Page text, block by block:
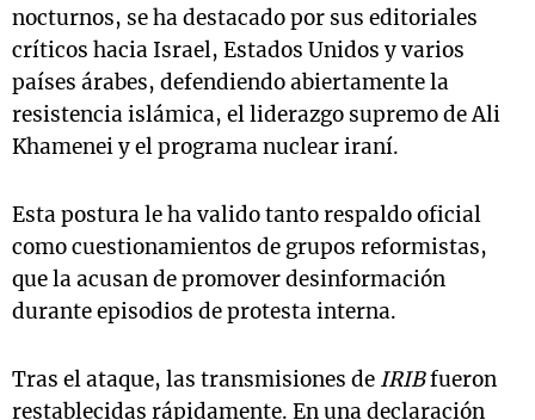
nocturnos, se ha destacado por sus editoriales
críticos hacia Israel, Estados Unidos y varios
países árabes, defendiendo abiertamente la
resistencia islámica, el liderazgo supremo de Ali
Khamenei y el programa nuclear iraní.
Esta postura le ha valido tanto respaldo oficial
como cuestionamientos de grupos reformistas,
que la acusan de promover desinformación
durante episodios de protesta interna.
Tras el ataque, las transmisiones de IRIBfueron
restablecidas rápidamente. En una declaración